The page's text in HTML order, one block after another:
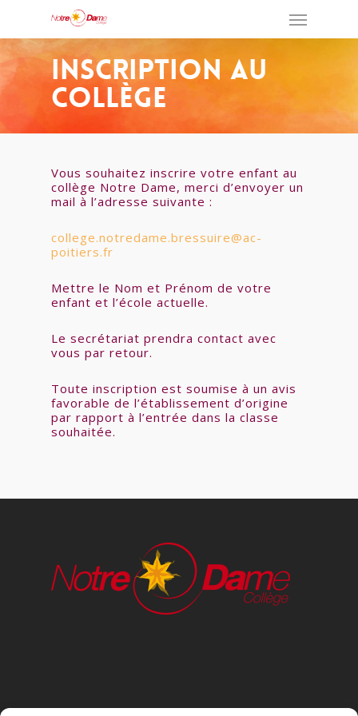
Inscription Au
Collège
Vous souhaitez inscrire votre enfant au
collège Notre Dame, merci d’envoyer un
mail à l’adresse suivante :
college.notredame.bressuire@ac-
poitiers.fr
Mettre le Nom et Prénom de votre
enfant et l’école actuelle.
Le secrétariat prendra contact avec
vous par retour.
Toute inscription est soumise à un avis
favorable de l’établissement d’origine
par rapport à l’entrée dans la classe
souhaitée.